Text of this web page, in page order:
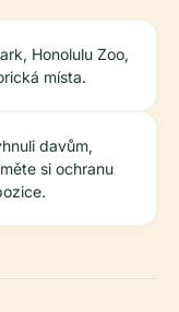
Honolulu Zoo,
místa.
davům,
si ochranu